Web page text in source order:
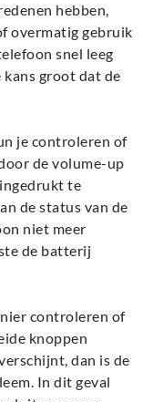
hebben,
overmatig gebruik
snel leeg
groot dat de
je controleren of
de volume-up
te
de status van de
niet meer
de batterij
controleren of
knoppen
dan is de
In dit geval